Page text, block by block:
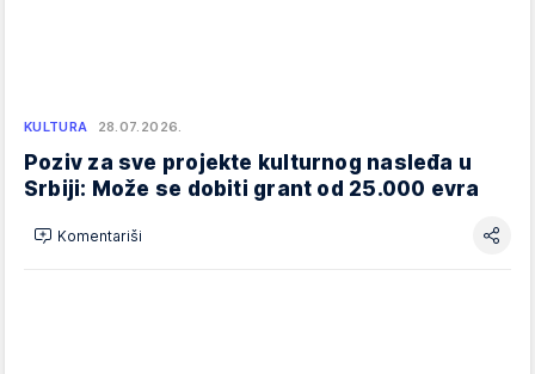
KULTURA 28.07.2026.
Poziv za sve projekte kulturnog nasleđa u
Srbiji: Može se dobiti grant od 25.000 evra
Komentariši